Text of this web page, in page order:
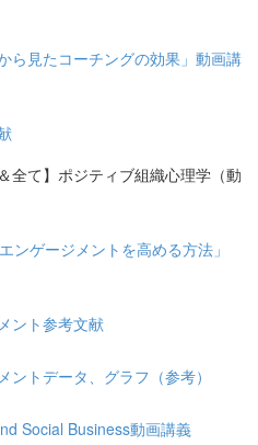
ら見たコーチングの効果」動画講
て】ポジティブ組織心理学（動
ンゲージメントを高める方法」
ント参考文献
ントデータ、グラフ（参考）
Social Business動画講義